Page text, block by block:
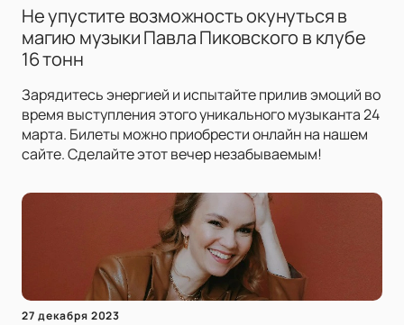
Не упустите возможность окунуться в
магию музыки Павла Пиковского в клубе
16 тонн
Зарядитесь энергией и испытайте прилив эмоций во
время выступления этого уникального музыканта 24
марта. Билеты можно приобрести онлайн на нашем
сайте. Сделайте этот вечер незабываемым!
27 декабря 2023